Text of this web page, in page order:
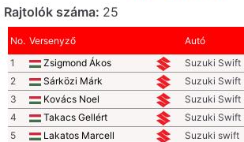
Rajtolók száma: 25
No. Versenyző Autó
1
Zsigmond Ákos Suzuki Swift
2
Sárközi Márk Suzuki Swift
3
Kovács Noel Suzuki Swift
4
Takacs Gellért Suzuki Swift
5
Lakatos Marcell Suzuki swift